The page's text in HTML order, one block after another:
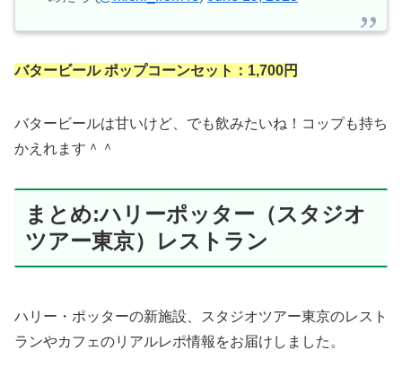
バタービール ポップコーンセット：1,700円
バタービールは甘いけど、でも飲みたいね！コップも持ち
かえれます＾＾
まとめ:ハリーポッター（スタジオ
ツアー東京）レストラン
ハリー・ポッターの新施設、スタジオツアー東京のレスト
ランやカフェのリアルレポ情報をお届けしました。